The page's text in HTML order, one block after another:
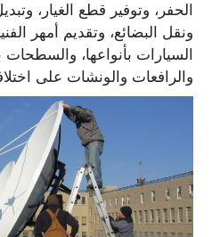
الحفر، وتوفير قطع الغيار،
ونقل البضائع، وتقديم أمهر
السيارات بأنواعها، والسطحات
والرافعات والونشات على